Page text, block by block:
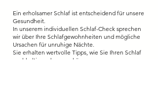
Ein erholsamer Schlaf ist entscheidend für unsere
Gesundheit.
In unserem individuellen Schlaf-Check sprechen
wir über Ihre Schlafgewohnheiten und mögliche
Ursachen für unruhige Nächte.
Sie erhalten wertvolle Tipps, wie Sie Ihren Schlaf
nachhaltig verbessern können.